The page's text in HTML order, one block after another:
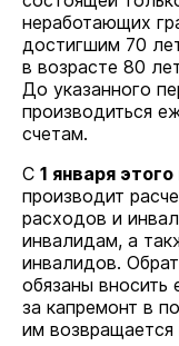
неработающих
достигшим 70
в возрасте 80
До указанного
производиться
счетам.
С 1 января
производит
расходов и
инвалидам, а
инвалидов.
обязаны
за капремонт в
им возвращается